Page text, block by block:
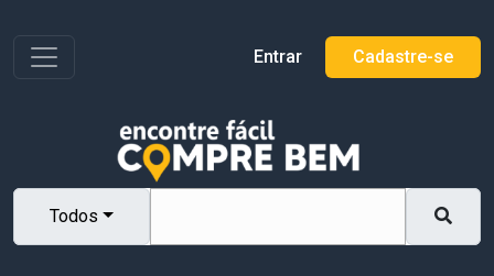
Toggle navigation Entrar Cadastre-se
Todos